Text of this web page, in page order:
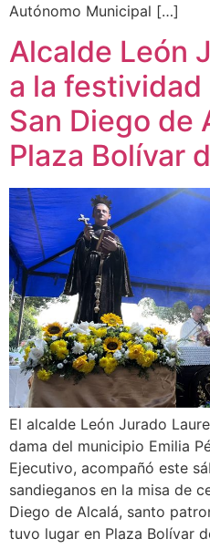
Autónomo Municipal […]
Alcalde León
a la
San Diego de
Plaza Bolívar
El alcalde León Jurado
dama del municipio Emilia
Ejecutivo, acompañó este
sandieganos en la misa de
Diego de Alcalá, santo
tuvo lugar en Plaza Bolívar